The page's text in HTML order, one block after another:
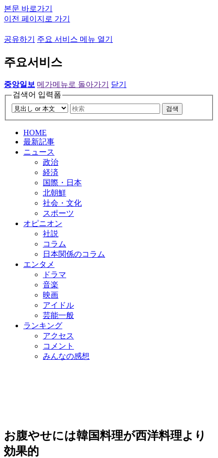
본문 바로가기
이전 페이지로 가기
공유하기 주요 서비스 메뉴 열기
주요서비스
중앙일보 메가메뉴로 돌아가기
닫기
검색어 입력폼
검색
HOME
最新記事
ニュース
政治
経済
国際・日本
北朝鮮
社会・文化
スポーツ
オピニオン
社説
コラム
日本関係のコラム
エンタメ
ドラマ
音楽
映画
アイドル
芸能一般
ランキング
アクセス
コメント
みんなの感想
お腹やせには韓国料理が西洋料理より
効果的